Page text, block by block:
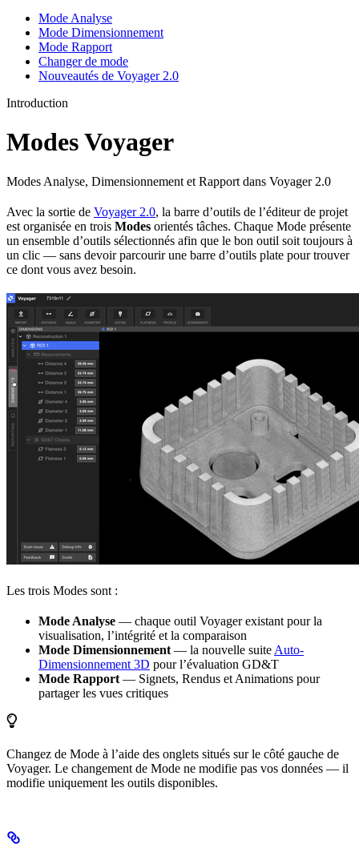
Mode Analyse
Mode Dimensionnement
Mode Rapport
Changer de mode
Nouveautés de Voyager 2.0
Introduction
Modes Voyager
Modes Analyse, Dimensionnement et Rapport dans Voyager 2.0
Avec la sortie de Voyager 2.0, la barre d’outils de l’éditeur de projet
est organisée en trois Modes orientés tâches. Chaque Mode présente
un ensemble d’outils sélectionnés afin que le bon outil soit toujours à
un clic — sans devoir parcourir une barre d’outils plate pour trouver
ce dont vous avez besoin.
Les trois Modes sont :
Mode Analyse — chaque outil Voyager existant pour la
visualisation, l’intégrité et la comparaison
Mode Dimensionnement — la nouvelle suite Auto-
Dimensionnement 3D pour l’évaluation GD&T
Mode Rapport — Signets, Rendus et Animations pour
partager les vues critiques
Changez de Mode à l’aide des onglets situés sur le côté gauche de
Voyager. Le changement de Mode ne modifie pas vos données — il
modifie uniquement les outils disponibles.